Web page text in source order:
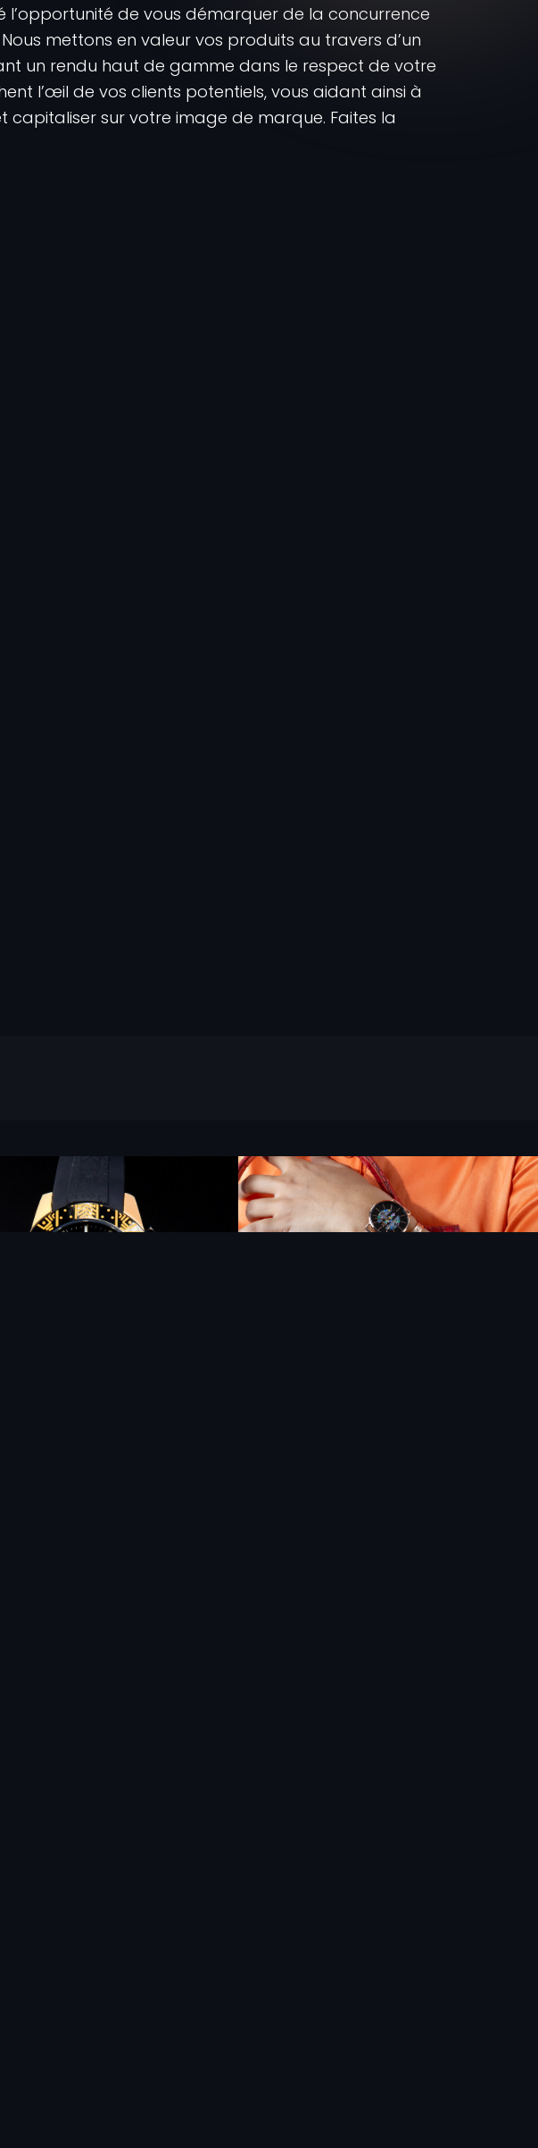
de vous démarquer de la concurrence
mettons en valeur vos produits au travers d’un
un rendu haut de gamme dans le respect de votre
l’œil de vos clients potentiels, vous aidant ainsi à
sur votre image de marque. Faites la